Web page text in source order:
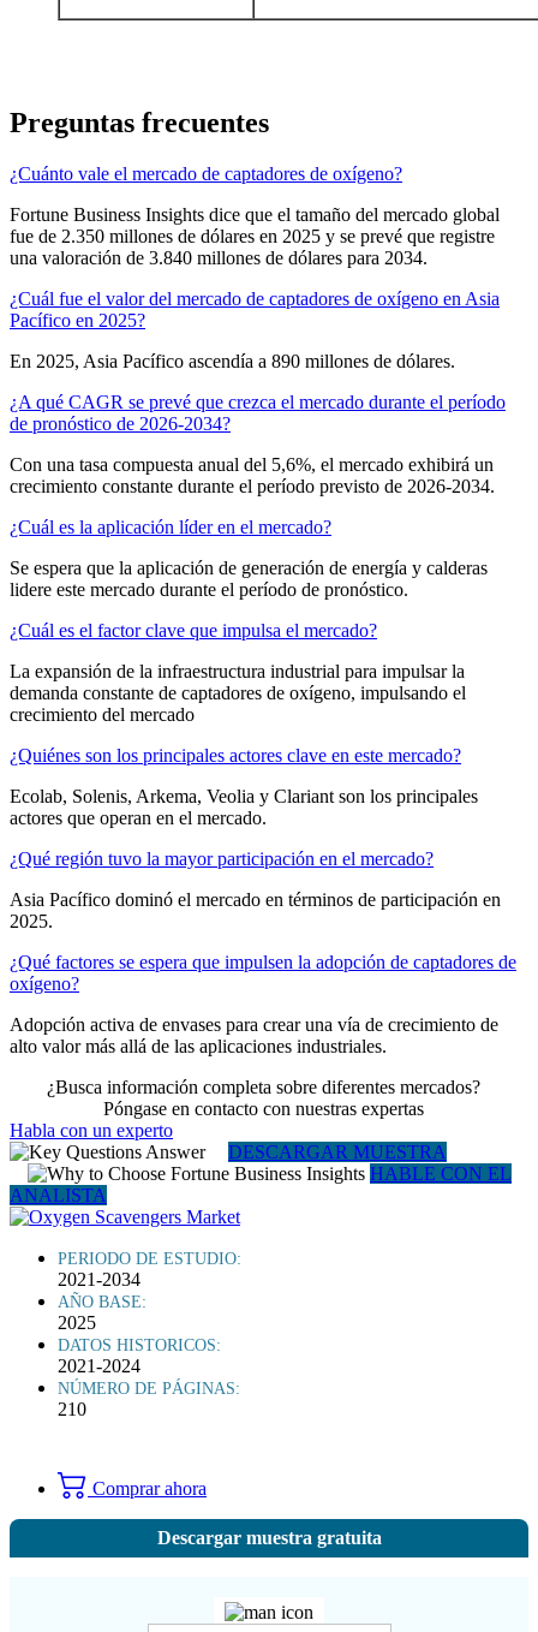
Preguntas frecuentes
¿Cuánto vale el mercado de captadores de oxígeno?
Fortune Business Insights dice que el tamaño del mercado global
fue de 2.350 millones de dólares en 2025 y se prevé que registre
una valoración de 3.840 millones de dólares para 2034.
¿Cuál fue el valor del mercado de captadores de oxígeno en Asia
Pacífico en 2025?
En 2025, Asia Pacífico ascendía a 890 millones de dólares.
¿A qué CAGR se prevé que crezca el mercado durante el período
de pronóstico de 2026-2034?
Con una tasa compuesta anual del 5,6%, el mercado exhibirá un
crecimiento constante durante el período previsto de 2026-2034.
¿Cuál es la aplicación líder en el mercado?
Se espera que la aplicación de generación de energía y calderas
lidere este mercado durante el período de pronóstico.
¿Cuál es el factor clave que impulsa el mercado?
La expansión de la infraestructura industrial para impulsar la
demanda constante de captadores de oxígeno, impulsando el
crecimiento del mercado
¿Quiénes son los principales actores clave en este mercado?
Ecolab, Solenis, Arkema, Veolia y Clariant son los principales
actores que operan en el mercado.
¿Qué región tuvo la mayor participación en el mercado?
Asia Pacífico dominó el mercado en términos de participación en
2025.
¿Qué factores se espera que impulsen la adopción de captadores de
oxígeno?
Adopción activa de envases para crear una vía de crecimiento de
alto valor más allá de las aplicaciones industriales.
¿Busca información completa sobre diferentes mercados?
Póngase en contacto con nuestras expertas
Habla con un experto
DESCARGAR MUESTRA
HABLE CON EL
ANALISTA
PERIODO DE ESTUDIO:
2021-2034
AÑO BASE:
2025
DATOS HISTORICOS:
2021-2024
NÚMERO DE PÁGINAS:
210
Comprar ahora
Descargar muestra gratuita